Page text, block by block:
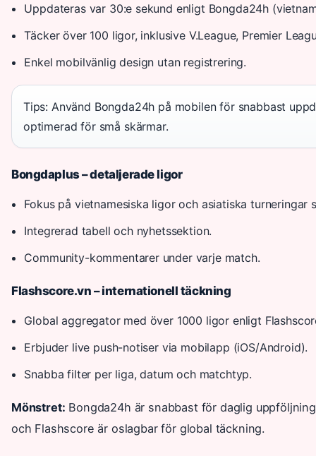
Uppdateras var 30:e sekund enligt Bongda24h
Täcker över 100 ligor, inklusive V.League, Premier
Enkel mobilvänlig design utan registrering.
Tips: Använd Bongda24h på mobilen för snabbast
optimerad för små skärmar.
Bongdaplus – detaljerade ligor
Fokus på vietnamesiska ligor och asiatiska turneringar
Integrerad tabell och nyhetssektion.
Community-kommentarer under varje match.
Flashscore.vn – internationell täckning
Global aggregator med över 1000 ligor enligt
Erbjuder live push-notiser via mobilapp (iOS/Android).
Snabba filter per liga, datum och matchtyp.
Mönstret: Bongda24h är snabbast för daglig
och Flashscore är oslagbar för global täckning.